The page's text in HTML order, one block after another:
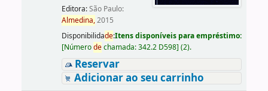
Editora:São Paulo:
Almedina,2015
Disponibilidade:Itens disponíveis para empréstimo:
[Númerodechamada:342.2 D598] (2).
Reservar
Adicionar ao seu carrinho